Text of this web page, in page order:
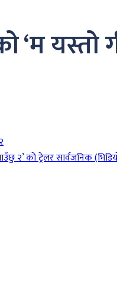
‘म यस्तो